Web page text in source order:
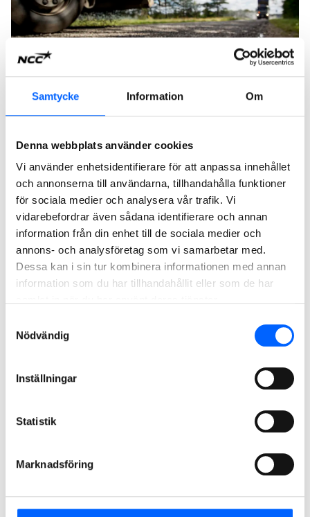
Samtycke Information Om
Denna webbplats använder cookies
Vi använder enhetsidentifierare för att anpassa innehållet
och annonserna till användarna, tillhandahålla funktioner
för sociala medier och analysera vår trafik. Vi
vidarebefordrar även sådana identifierare och annan
information från din enhet till de sociala medier och
annons- och analysföretag som vi samarbetar med.
Dessa kan i sin tur kombinera informationen med annan
information som du har tillhandahållit eller som de har
Nödvändig
Inställningar
Statistik
Marknadsföring
Läs mer om återvinning av asfalt
NCC har lång erfarenhet av asfaltåtervinning. Genom
åren har vi använt och utvecklat många olika tekniker
och metoder för återvinning av asfaltgranulat.
Läs mer om återvinning av asfalt
CO2-reducerad asfaltproduktion
kraftigt när man producerar asfalt genom att minska
användningen av fossila bränslen, optimera energi och